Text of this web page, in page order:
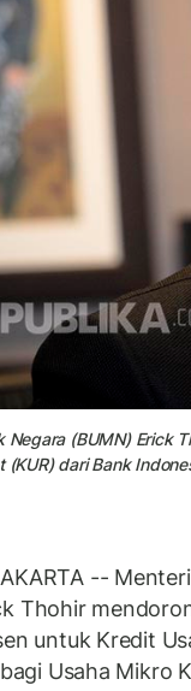
Negara (BUMN) Erick
(KUR) dari Bank
--
Thohir
untuk Kredit
Usaha Mikro